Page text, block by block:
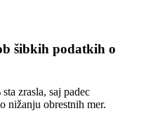
šibkih podatkih o
sta zrasla, saj padec
nižanju obrestnih mer.